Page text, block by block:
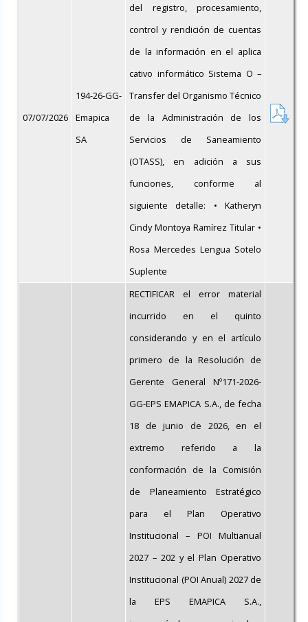
07/07/2026
194-26-GG-
Emapica
SA
del registro, procesamiento,
control y rendición de cuentas
de la información en el aplica
cativo informático Sistema O –
Transfer del Organismo Técnico
de la Administración de los
Servicios de Saneamiento
(OTASS), en adición a sus
funciones, conforme al
siguiente detalle: • Katheryn
Cindy Montoya Ramírez Titular •
Rosa Mercedes Lengua Sotelo
Suplente
RECTIFICAR el error material
incurrido en el quinto
considerando y en el artículo
primero de la Resolución de
Gerente General Nº171-2026-
GG-EPS EMAPICA S.A., de fecha
18 de junio de 2026, en el
extremo referido a la
conformación de la Comisión
de Planeamiento Estratégico
para el Plan Operativo
Institucional – POI Multianual
2027 – 202 y el Plan Operativo
Institucional (POI Anual) 2027 de
la EPS EMAPICA S.A.,